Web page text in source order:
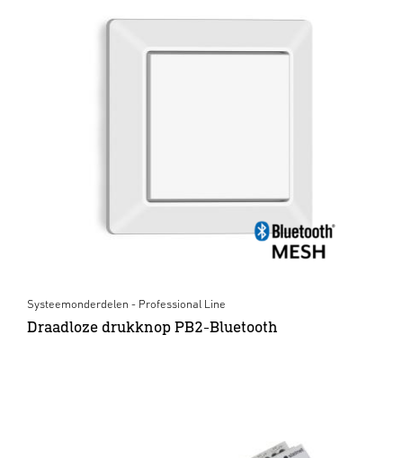
Systeemonderdelen - Professional Line
Draadloze drukknop PB2-Bluetooth